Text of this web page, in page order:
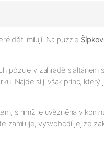
děti milují. Na puzzle
pózuje v zahradě s altánem
Najde si ji však princ,
s nímž je uvězněna v
zamiluje, vysvobodí jej ze